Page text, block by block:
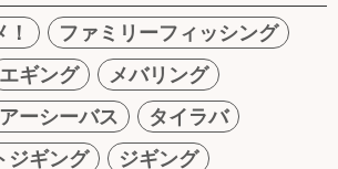
ファミリーフィッシング
エギング
メバリング
ーシーバス
タイラバ
ジギング
ジギング